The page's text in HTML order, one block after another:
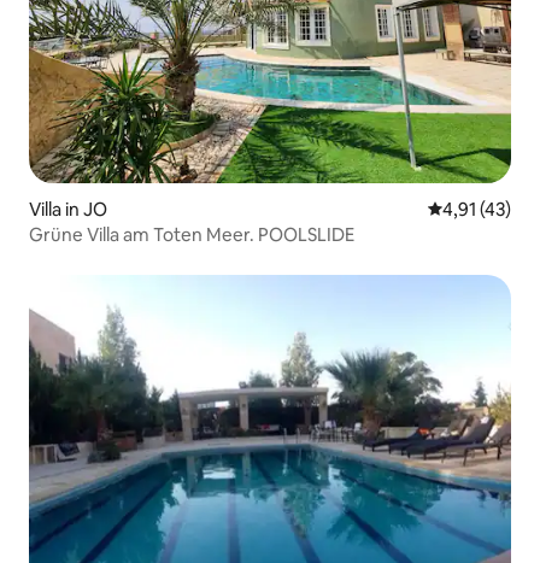
Villa in JO
4,91 (43)
Grüne Villa am Toten Meer. POOLSLIDE